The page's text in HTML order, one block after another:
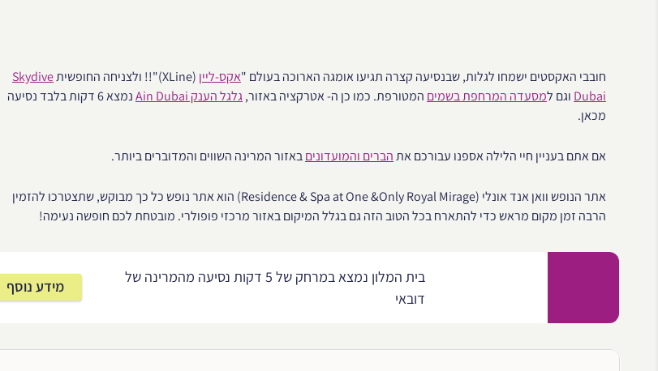
חובבי האקסטים ישמחו לגלות, שבנסיעה קצרה תגיעו אומגה הארוכה בעולם "אקס-ליין (XLine)"!! ולצניחה החופשית
Skydive
Dubai וגם למסעדה המרחפת בשמים המטורפת. כמו כן ה- אטרקציה באזור,גלגל הענק Ain Dubai
נמצא 6 דקות בלבד נסיעה
מכאן.
אם אתם בעניין חיי הלילה אספנו עבורכם אתהברים והמועדוניםבאזור המרינה השווים והמדוברים ביותר.
אתר הנופש וואן אנד אונלי (Residence & Spa at One &Only Royal Mirage) הוא אתר נופש כל כך מבוקש, שתצטרכו להזמין
הרבה זמן מקום מראש כדי להתארח בכל הטוב הזה גם בגלל המיקום באזור מרכזי פופולרי. מובטחת לכם חופשה נעימה!
בית המלון נמצא במרחק של 5 דקות נסיעה מהמרינה של
דובאי
מידע נוסף